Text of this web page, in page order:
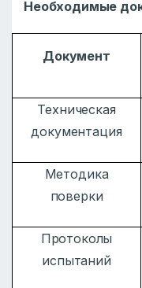
Необходимые
Документ
Техническая
документация
Методика
поверки
Протоколы
испытаний